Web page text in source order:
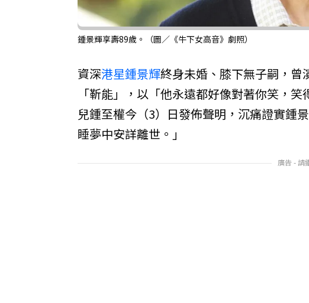
鍾景輝享壽89歲。（圖／《牛下女高音》劇照）
資深港星鍾景輝終身未婚、膝下無子嗣，曾
「靳能」，以「他永遠都好像對著你笑，
兒鍾至權今（3）日發佈聲明，沉痛證實鍾
睡夢中安詳離世。」
廣告 - 請